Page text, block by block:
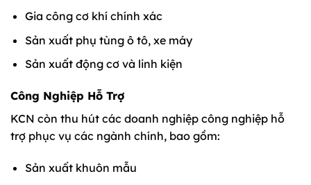
Gia công cơ khí chính xác
Sản xuất phụ tùng ô tô, xe máy
Sản xuất động cơ và linh kiện
Công Nghiệp Hỗ Trợ
KCN còn thu hút các doanh nghiệp công nghiệp hỗ
trợ phục vụ các ngành chính, bao gồm:
Sản xuất khuôn mẫu